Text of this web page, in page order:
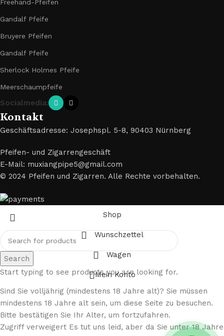
Freehand-Pfeifen
Gandalf Pfeife
Bruyere Pfeifen
Gandalf Pfeife
Sherlock Holmes Pfeife
Meerschaumpfeife
Socialmedia:
Kontakt
Geschäftsadresse: Josephspl. 5-8, 90403 Nürnberg
Pfeifen- und Zigarrengeschäft
E-Mail: muxiangpipe5@gmail.com
© 2024 Pfeifen und Zigarren. Alle Rechte vorbehalten.
Search
Start typing to see products you are looking for.
Shop
Wunschzettel
Wagen
Mein Konto
Sind Sie volljährig (mindestens 18 Jahre alt)? Sie müssen
mindestens 18 Jahre alt sein, um diese Seite zu besuchen.
Bitte bestätigen Sie Ihr Alter, um fortzufahren.
Zugriff verweigert Es tut uns leid, aber da Sie unter 18 Jahre